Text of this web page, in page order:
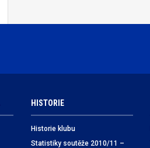
HISTORIE
Historie klubu
Statistiky soutěže 2010/11 –